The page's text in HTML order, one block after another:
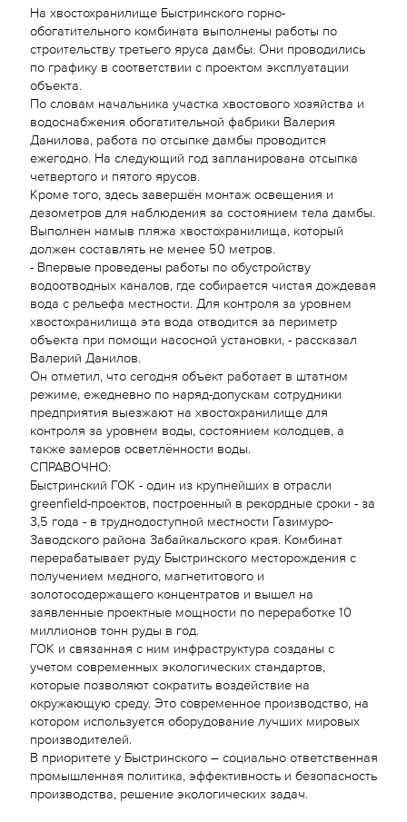
На хвостохранилище Быстринского горно-
обогатительного комбината выполнены работы по
строительству третьего яруса дамбы. Они проводились
по графику в соответствии с проектом эксплуатации
объекта.
По словам начальника участка хвостового хозяйства и
водоснабжения обогатительной фабрики Валерия
Данилова, работа по отсыпке дамбы проводится
ежегодно. На следующий год запланирована отсыпка
четвертого и пятого ярусов.
Кроме того, здесь завершён монтаж освещения и
дезометров для наблюдения за состоянием тела дамбы.
Выполнен намыв пляжа хвостохранилища, который
должен составлять не менее 50 метров.
- Впервые проведены работы по обустройству
водоотводных каналов, где собирается чистая дождевая
вода с рельефа местности. Для контроля за уровнем
хвостохранилища эта вода отводится за периметр
объекта при помощи насосной установки, - рассказал
Валерий Данилов.
Он отметил, что сегодня объект работает в штатном
режиме, ежедневно по наряд-допускам сотрудники
предприятия выезжают на хвостохранилище для
контроля за уровнем воды, состоянием колодцев, а
также замеров осветлённости воды.
СПРАВОЧНО:
Быстринский ГОК - один из крупнейших в отрасли
greenfield-проектов, построенный в рекордные сроки - за
3,5 года - в труднодоступной местности Газимуро-
Заводского района Забайкальского края. Комбинат
перерабатывает руду Быстринского месторождения с
получением медного, магнетитового и
золотосодержащего концентратов и вышел на
заявленные проектные мощности по переработке 10
миллионов тонн руды в год.
ГОК и связанная с ним инфраструктура созданы с
учетом современных экологических стандартов,
которые позволяют сократить воздействие на
окружающую среду. Это современное производство, на
котором используется оборудование лучших мировых
производителей.
В приоритете у Быстринского – социально ответственная
промышленная политика, эффективность и безопасность
производства, решение экологических задач.